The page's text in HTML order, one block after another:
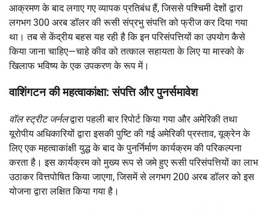
आक्रमण के बाद लगाए गए व्यापक प्रतिबंध हैं, जिससे पश्चिमी देशों द्वारा
लगभग 300 अरब डॉलर की रूसी संप्रभु संपत्ति को फ्रीज कर दिया गया
था। तब से केंद्रीय बहस यह रही है कि इन परिसंपत्तियों का उपयोग कैसे
किया जाना चाहिए—चाहे कीव को तत्काल सहायता के लिए या मास्को के
खिलाफ भविष्य के एक उपकरण के रूप में।
वाशिंगटन की महत्वाकांक्षा: संपत्ति और पुनर्समावेश
वॉल स्ट्रीट जर्नलद्वारा पहली बार रिपोर्ट किया गया और अमेरिकी तथा
यूरोपीय अधिकारियों द्वारा इसकी पुष्टि की गई अमेरिकी प्रस्ताव, यूक्रेन के
लिए एक महत्वाकांक्षी युद्ध के बाद के पुनर्निर्माण कार्यक्रम की परिकल्पना
करता है। इस कार्यक्रम को मुख्य रूप से जमे हुए रूसी परिसंपत्तियों का लाभ
उठाकर वित्तपोषित किया जाएगा, जिसमें से लगभग 200 अरब डॉलर को इस
योजना द्वारा लक्षित किया गया है।